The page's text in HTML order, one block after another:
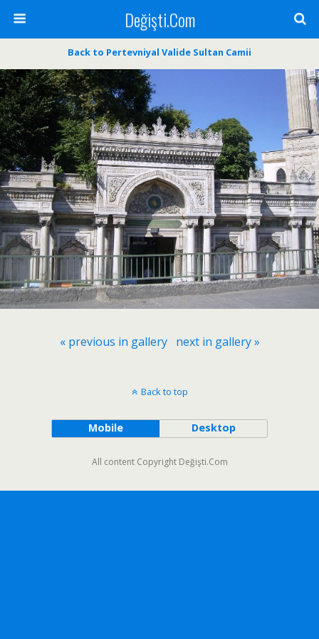
Değişti.Com
Back to Pertevniyal Valide Sultan Camii
« previous in gallery next in gallery »
Back to top
Mobile Desktop
All content Copyright Değişti.Com